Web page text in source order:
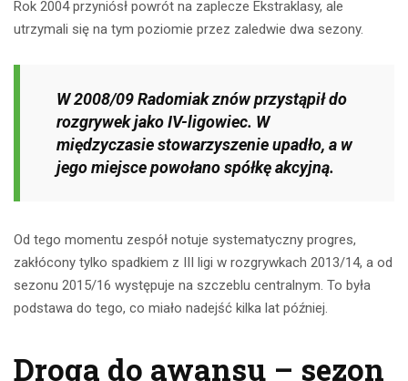
Rok 2004 przyniósł powrót na zaplecze Ekstraklasy, ale
utrzymali się na tym poziomie przez zaledwie dwa sezony.
W 2008/09 Radomiak znów przystąpił do
rozgrywek jako IV-ligowiec. W
międzyczasie stowarzyszenie upadło, a w
jego miejsce powołano spółkę akcyjną.
Od tego momentu zespół notuje systematyczny progres,
zakłócony tylko spadkiem z III ligi w rozgrywkach 2013/14, a od
sezonu 2015/16 występuje na szczeblu centralnym. To była
podstawa do tego, co miało nadejść kilka lat później.
Droga do awansu – sezon